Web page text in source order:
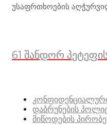
უსაფრთხოების
61 შანდორ
დაბრუნების
მიწოდების